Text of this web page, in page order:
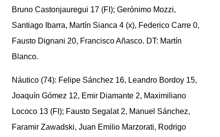
Bruno Castonjauregui 17 (FI); Gerónimo Mozzi,
Santiago Ibarra, Martín Sianca 4 (x), Federico Carre 0,
Fausto Dignani 20, Francisco Añasco. DT: Martín
Blanco.
Náutico (74): Felipe Sánchez 16, Leandro Bordoy 15,
Joaquín Gómez 12, Emir Diamante 2, Maximiliano
Lococo 13 (FI); Fausto Segalat 2, Manuel Sánchez,
Faramir Zawadski, Juan Emilio Marzorati, Rodrigo